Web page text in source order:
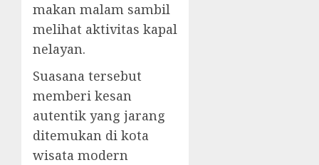
makan malam sambil
melihat aktivitas kapal
nelayan.
Suasana tersebut
memberi kesan
autentik yang jarang
ditemukan di kota
wisata modern